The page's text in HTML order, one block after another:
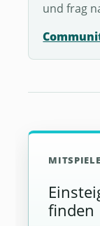
und frag
finden